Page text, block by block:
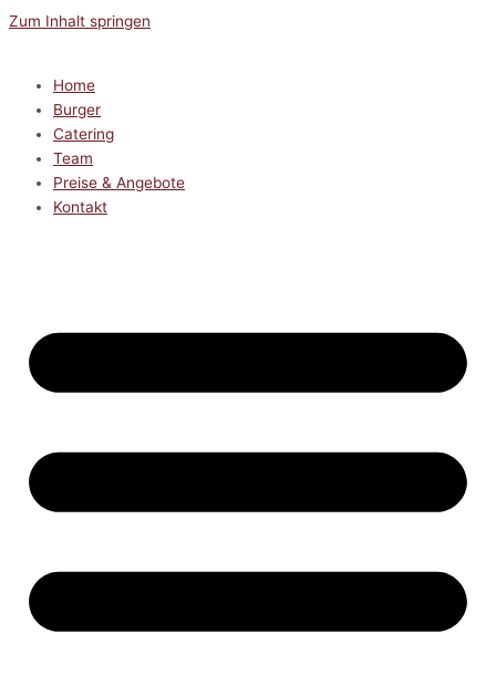
Zum Inhalt springen
Home
Burger
Catering
Team
Preise & Angebote
Kontakt